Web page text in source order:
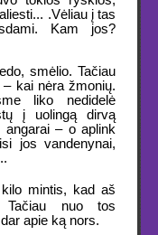
.Vėliau į tas
Kam jos?
smėlio. Tačiau
kai nėra žmonių.
liko nedidelė
į uolingą dirvą
angarai – o aplink
jos vandenynai,
mintis, kad aš
Tačiau nuo tos
apie ką nors.